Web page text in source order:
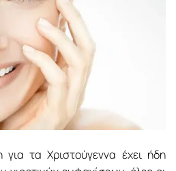
τα Χριστούγεννα έχει ήδη